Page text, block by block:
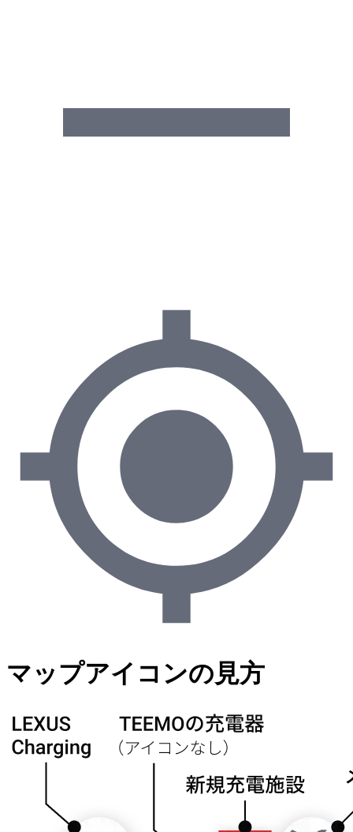
マップアイコンの見方